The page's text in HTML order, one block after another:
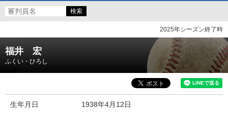
2025年シーズン終了時
福井 宏
ふくい・ひろし
生年月日 1938年4月12日